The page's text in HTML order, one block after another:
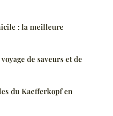
: la meilleure
de saveurs et de
du Kaefferkopf en